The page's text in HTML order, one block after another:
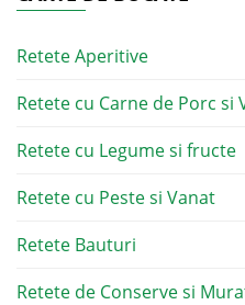
Retete Aperitive
Retete cu Carne de Porc si
Retete cu Legume si fructe
Retete cu Peste si Vanat
Retete Bauturi
Retete de Conserve si